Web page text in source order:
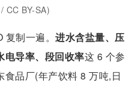
CC BY-SA)
制一遍。 进水含盐量、压
电导率、段回收率这 6 个参
品厂(年产饮料 8 万吨,日